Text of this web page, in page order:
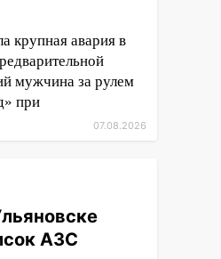
крупная авария в
мужчина за рулем
при
07.08.2026
АЗС